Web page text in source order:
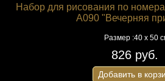
Набор для рисования по
A090 "Вечерняя
Размер :40 х 50
826 руб.
Добавить в